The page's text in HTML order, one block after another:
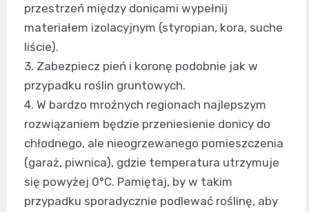
przestrzeń między donicami wypełnij
materiałem izolacyjnym (styropian, kora, suche
liście).
3. Zabezpiecz pień i koronę podobnie jak w
przypadku roślin gruntowych.
4. W bardzo mroźnych regionach najlepszym
rozwiązaniem będzie przeniesienie donicy do
chłodnego, ale nieogrzewanego pomieszczenia
(garaż, piwnica), gdzie temperatura utrzymuje
się powyżej 0°C. Pamiętaj, by w takim
przypadku sporadycznie podlewać roślinę, aby